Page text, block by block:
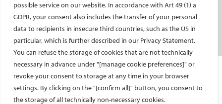
possible service on our website. In accordance with Art 49 (1) a
GDPR, your consent also includes the transfer of your personal
data to recipients in insecure third countries, such as the US in
particular, which is further described in our Privacy Statement.
You can refuse the storage of cookies that are not technically
necessary in advance under "[manage cookie preferences]" or
revoke your consent to storage at any time in your browser
settings. By clicking on the "[confirm all]" button, you consent to
the storage of all technically non-necessary cookies.
Conditions treated
IR procedures
Endorsed patient information
Imprint and Disclaimer
Data Protection
CONTACT US